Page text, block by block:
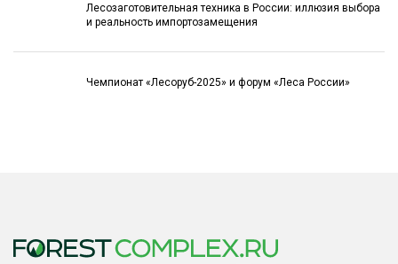
Лесозаготовительная техника в России: иллюзия выбора
и реальность импортозамещения
Чемпионат «Лесоруб-2025» и форум «Леса России»